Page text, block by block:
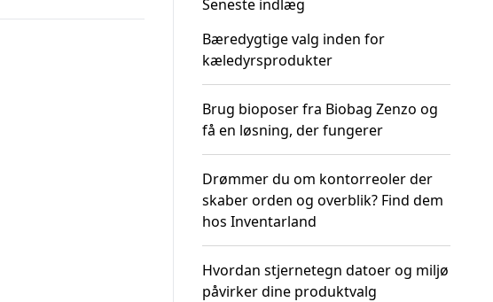
Seneste indlæg
Bæredygtige valg inden for
kæledyrsprodukter
Brug bioposer fra Biobag Zenzo og
få en løsning, der fungerer
Drømmer du om kontorreoler der
skaber orden og overblik? Find dem
hos Inventarland
Hvordan stjernetegn datoer og miljø
påvirker dine produktvalg